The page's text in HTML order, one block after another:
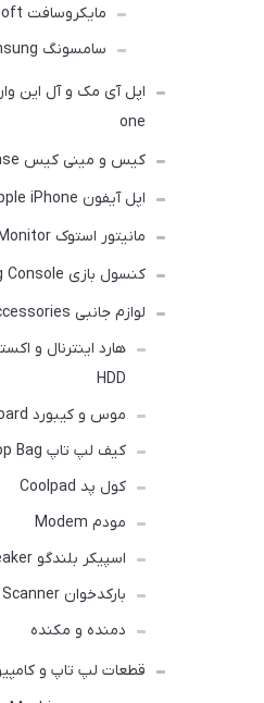
مایکروسافت Microsoft
سامسونگ Samsung
one
کیس و مینی کیس Mini Case
اپل آیفون Apple iPhone
مانیتور استوک Monitor
کنسول بازی Gaming Console
لوازم جانبی Accessories
HDD
موس و کیبورد Mouse and Keyboard
کیف لپ تاپ Laptop Bag
کول پد Coolpad
مودم Modem
اسپیکر بلندگو Speaker
بارکدخوان Barcode Scanner
دمنده و مکنده
قطعات لپ تاپ و